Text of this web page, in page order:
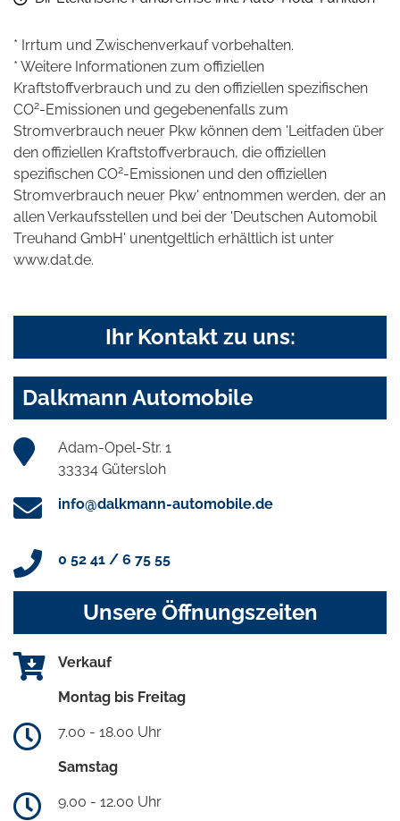
* Irrtum und Zwischenverkauf vorbehalten.
* Weitere Informationen zum offiziellen
Kraftstoffverbrauch und zu den offiziellen spezifischen
CO2-Emissionen und gegebenenfalls zum
Stromverbrauch neuer Pkw können dem 'Leitfaden über
den offiziellen Kraftstoffverbrauch, die offiziellen
spezifischen CO2-Emissionen und den offiziellen
Stromverbrauch neuer Pkw' entnommen werden, der an
allen Verkaufsstellen und bei der 'Deutschen Automobil
Treuhand GmbH' unentgeltlich erhältlich ist unter
www.dat.de.
Ihr Kontakt zu uns:
Dalkmann Automobile
Adam-Opel-Str. 1
33334 Gütersloh
info@dalkmann-automobile.de
0 52 41 / 6 75 55
Unsere Öffnungszeiten
Verkauf
Montag bis Freitag
7.00 - 18.00 Uhr
Samstag
9.00 - 12.00 Uhr